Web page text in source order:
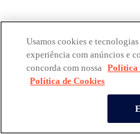
Usamos cookies e
experiência com anúncios e
concorda com nossa Política
Política de Cookies